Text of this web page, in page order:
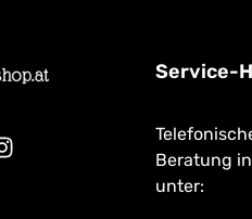
Service-
Beratung
unter: